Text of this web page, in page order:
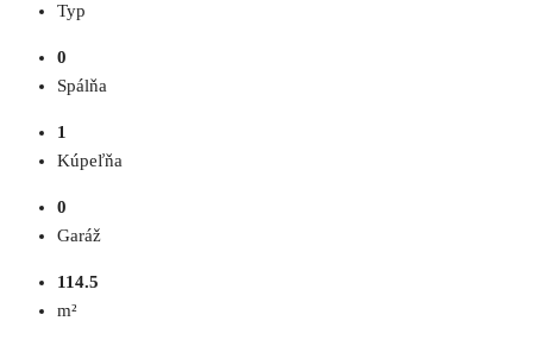
Typ
0
Spálňa
1
Kúpeľňa
0
Garáž
114.5
m²